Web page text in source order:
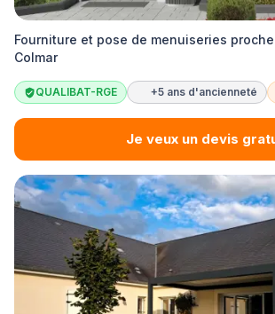
Fourniture et pose de menuiseries
Colmar
QUALIBAT-RGE +5 ans d'ancienneté
Je veux un devis